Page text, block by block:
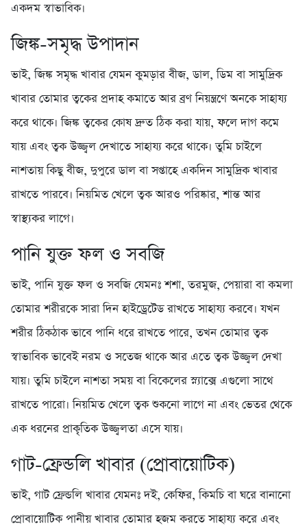
একদম স্বাভাবিক।
জিঙ্ক-সমৃদ্ধ উপাদান
ভাই, জিঙ্ক সমৃদ্ধ খাবার যেমন কুমড়ার বীজ, ডাল, ডিম বা সামুদ্রিক
খাবার তোমার ত্বকের প্রদাহ কমাতে আর ব্রণ নিয়ন্ত্রণে অনকে সাহায্য
করে থাকে। জিঙ্ক ত্বকের কোষ দ্রুত ঠিক করা যায়, ফলে দাগ কমে
যায় এবং ত্বক উজ্জ্বল দেখাতে সাহায্য করে থাকে। তুমি চাইলে
নাশতায় কিছু বীজ, দুপুরে ডাল বা সপ্তাহে একদিন সামুদ্রিক খাবার
রাখতে পারবে। নিয়মিত খেলে ত্বক আরও পরিষ্কার, শান্ত আর
স্বাস্থ্যকর লাগে।
পানি যুক্ত ফল ও সবজি
ভাই, পানি যুক্ত ফল ও সবজি যেমনঃ শশা, তরমুজ, পেয়ারা বা কমলা
তোমার শরীরকে সারা দিন হাইড্রেটেড রাখতে সাহায্য করবে। যখন
শরীর ঠিকঠাক ভাবে পানি ধরে রাখতে পারে, তখন তোমার ত্বক
স্বাভাবিক ভাবেই নরম ও সতেজ থাকে আর এতে ত্বক উজ্জ্বল দেখা
যায়। তুমি চাইলে নাশতা সময় বা বিকেলের স্ন্যাক্সে এগুলো সাথে
রাখতে পারো। নিয়মিত খেলে ত্বক শুকনো লাগে না এবং ভেতর থেকে
এক ধরনের প্রাকৃতিক উজ্জ্বলতা এসে যায়।
গাট-ফ্রেন্ডলি খাবার (প্রোবায়োটিক)
ভাই, গাট ফ্রেন্ডলি খাবার যেমনঃ দই, কেফির, কিমচি বা ঘরে বানানো
প্রোবায়োটিক পানীয় খাবার তোমার হজম করতে সাহায্য করে এবং